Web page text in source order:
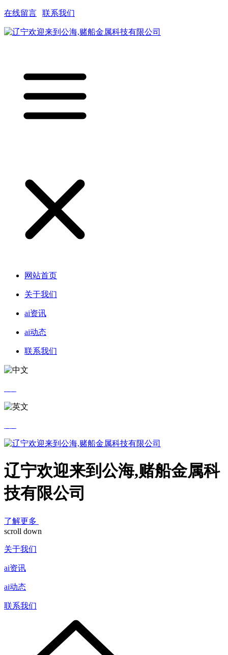
在线留言 联系我们
网站首页
关于我们
ai资讯
ai动态
联系我们
辽宁欢迎来到公海,赌船金属科
技有限公司
了解更多
scroll down
关于我们
ai资讯
ai动态
联系我们